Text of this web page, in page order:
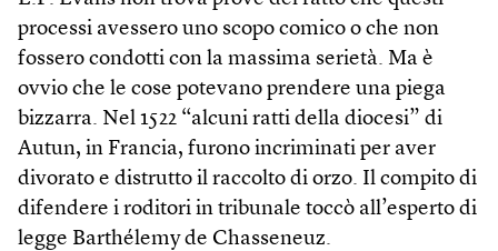
processi avessero uno scopo comico o che non
fossero condotti con la massima serietà. Ma è
ovvio che le cose potevano prendere una piega
bizzarra. Nel 1522 “alcuni ratti della diocesi” di
Autun, in Francia, furono incriminati per aver
divorato e distrutto il raccolto di orzo. Il compito di
difendere i roditori in tribunale toccò all’esperto di
legge Barthélemy de Chasseneuz.